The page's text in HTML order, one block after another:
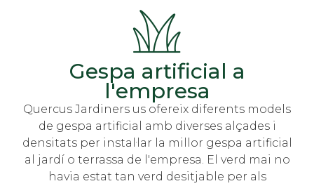
Gespa artificial a
l'empresa
Quercus Jardiners us ofereix diferents models
de gespa artificial amb diverses alçades i
densitats per instal·lar la millor gespa artificial
al jardí o terrassa de l'empresa. El verd mai no
havia estat tan verd desitjable per als